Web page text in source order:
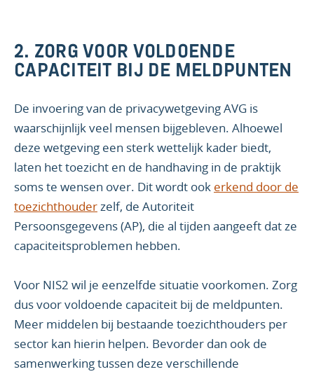
2. ZORG VOOR VOLDOENDE
CAPACITEIT BIJ DE MELDPUNTEN
De invoering van de privacywetgeving AVG is
waarschijnlijk veel mensen bijgebleven. Alhoewel
deze wetgeving een sterk wettelijk kader biedt,
laten het toezicht en de handhaving in de praktijk
soms te wensen over. Dit wordt ook erkend door de
toezichthouderzelf, de Autoriteit
Persoonsgegevens (AP), die al tijden aangeeft dat ze
capaciteitsproblemen hebben.
Voor NIS2 wil je eenzelfde situatie voorkomen. Zorg
dus voor voldoende capaciteit bij de meldpunten.
Meer middelen bij bestaande toezichthouders per
sector kan hierin helpen. Bevorder dan ook de
samenwerking tussen deze verschillende